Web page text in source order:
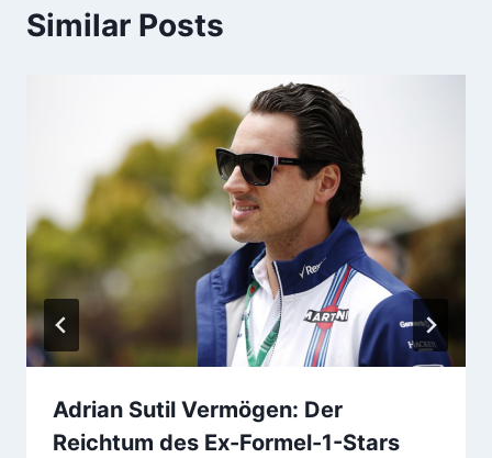
Similar Posts
Adrian Sutil Vermögen: Der
Reichtum des Ex-Formel-1-Stars